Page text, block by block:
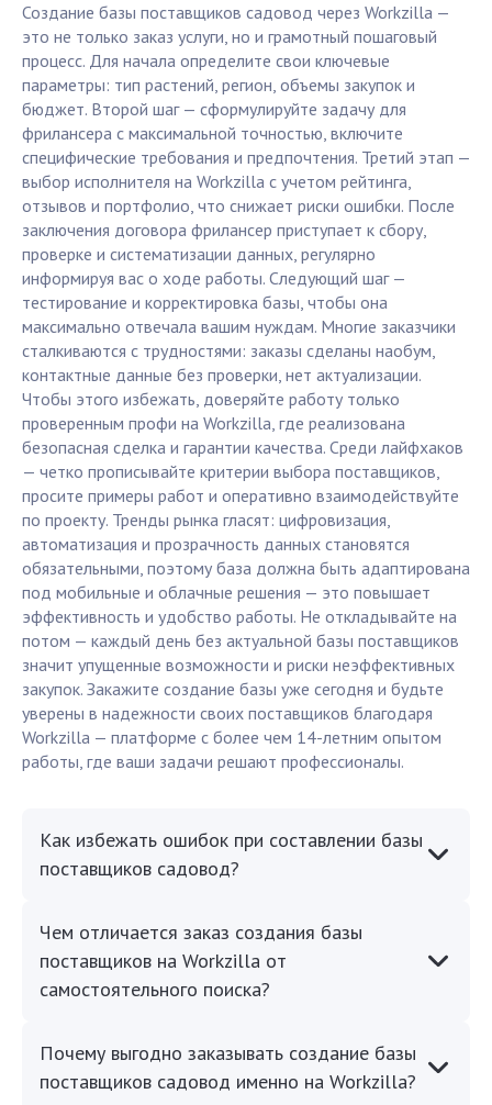
Создание базы поставщиков садовод через Workzilla —
это не только заказ услуги, но и грамотный пошаговый
процесс. Для начала определите свои ключевые
параметры: тип растений, регион, объемы закупок и
бюджет. Второй шаг — сформулируйте задачу для
фрилансера с максимальной точностью, включите
специфические требования и предпочтения. Третий этап —
выбор исполнителя на Workzilla с учетом рейтинга,
отзывов и портфолио, что снижает риски ошибки. После
заключения договора фрилансер приступает к сбору,
проверке и систематизации данных, регулярно
информируя вас о ходе работы. Следующий шаг —
тестирование и корректировка базы, чтобы она
максимально отвечала вашим нуждам. Многие заказчики
сталкиваются с трудностями: заказы сделаны наобум,
контактные данные без проверки, нет актуализации.
Чтобы этого избежать, доверяйте работу только
проверенным профи на Workzilla, где реализована
безопасная сделка и гарантии качества. Среди лайфхаков
— четко прописывайте критерии выбора поставщиков,
просите примеры работ и оперативно взаимодействуйте
по проекту. Тренды рынка гласят: цифровизация,
автоматизация и прозрачность данных становятся
обязательными, поэтому база должна быть адаптирована
под мобильные и облачные решения — это повышает
эффективность и удобство работы. Не откладывайте на
потом — каждый день без актуальной базы поставщиков
значит упущенные возможности и риски неэффективных
закупок. Закажите создание базы уже сегодня и будьте
уверены в надежности своих поставщиков благодаря
Workzilla — платформе с более чем 14-летним опытом
работы, где ваши задачи решают профессионалы.
Как избежать ошибок при составлении базы
поставщиков садовод?
Чем отличается заказ создания базы
поставщиков на Workzilla от
самостоятельного поиска?
Почему выгодно заказывать создание базы
поставщиков садовод именно на Workzilla?